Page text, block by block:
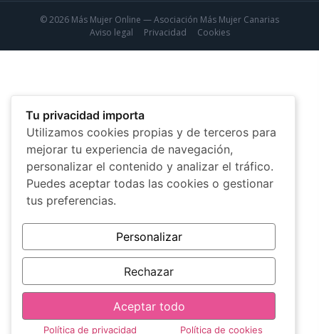
© 2026 Más Mujer Online — Asociación Más Mujer Canarias
Aviso legal
Privacidad Cookies
Tu privacidad importa
Utilizamos cookies propias y de terceros para
mejorar tu experiencia de navegación,
personalizar el contenido y analizar el tráfico.
Puedes aceptar todas las cookies o gestionar
tus preferencias.
Personalizar
Rechazar
Aceptar todo
Política de privacidad Política de cookies